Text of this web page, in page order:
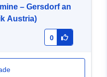
– Gersdorf an
Austria)
0